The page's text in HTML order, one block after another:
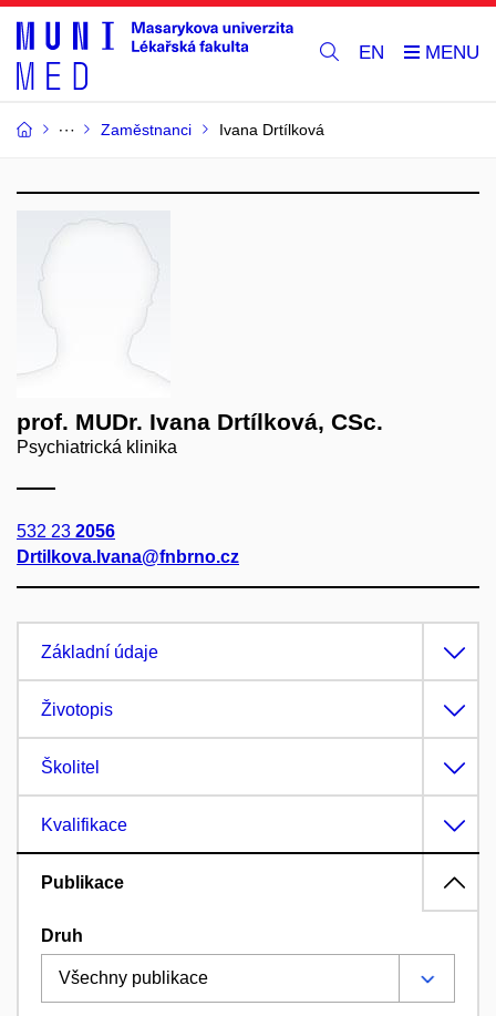
EN
Zaměstnanci Ivana Drtílková
prof. MUDr. Ivana Drtílková, CSc.
Psychiatrická klinika
532 23 2056
Drtilkova.Ivana@fnbrno.cz
Základní údaje
Životopis
Školitel
Kvalifikace
Publikace
Druh